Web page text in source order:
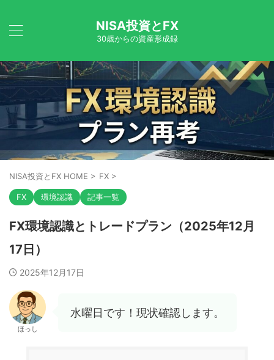
NISA投資とFX
30歳からの資産形成録
NISA投資とFX HOME > FX >
FX 環境認識 記事一覧
FX環境認識とトレードプラン（2025年12月
17日）
2025年12月17日
ほっし
水曜日です！現状確認します。